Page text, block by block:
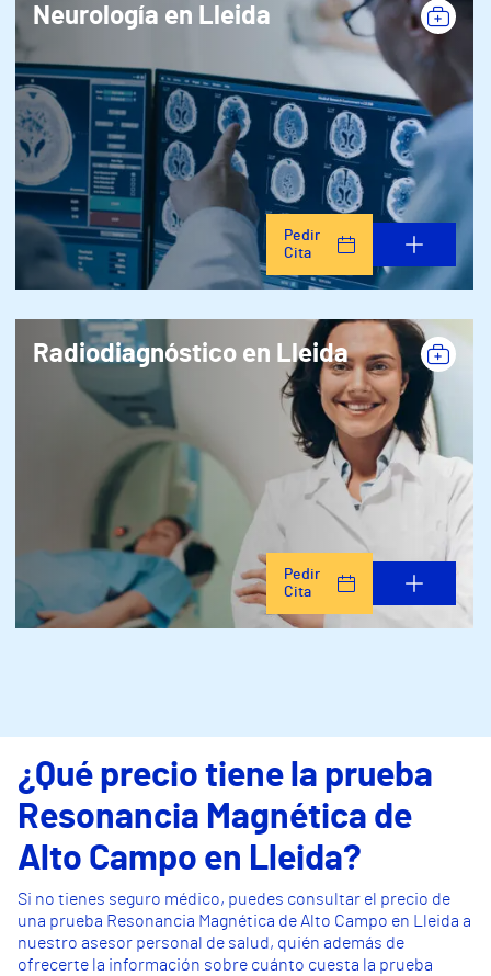
Neurología en Lleida
Pedir
Cita
Radiodiagnóstico en Lleida
Pedir
Cita
¿Qué precio tiene la prueba
Resonancia Magnética de
Alto Campo en Lleida?
Si no tienes seguro médico, puedes consultar el precio de
una prueba Resonancia Magnética de Alto Campo en Lleida a
nuestro asesor personal de salud, quién además de
ofrecerte la información sobre cuánto cuesta la prueba